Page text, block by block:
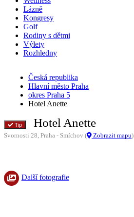
Lázně
Kongresy
Golf
Rodiny s dětmi
Výlety
Rozhledny
Česká republika
Hlavní město Praha
okres Praha 5
Hotel Anette
Tip Hotel Anette
Svornosti 28, Praha - Smíchov ( Zobrazit mapu)
Další fotografie